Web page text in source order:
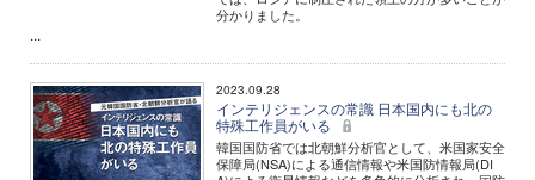
分かりました。
...
2023.09.28
インテリジェンスの常識 日本国内にも北の
特殊工作員がいる
韓国国防省では北朝鮮分析官として、米国家安全
保障局(NSA)による通信情報や米国防情報局(DI